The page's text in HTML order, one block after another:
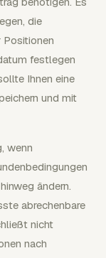
die
Positionen
festlegen
Ihnen eine
und mit
wenn
ändern.
abrechenbare
nicht
nach